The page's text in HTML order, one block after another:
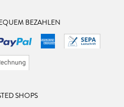
BEZAHLEN
SHOPS